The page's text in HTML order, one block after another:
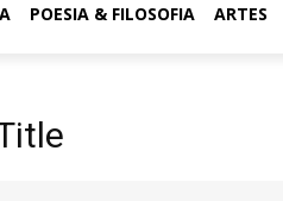
POESIA & FILOSOFIA ARTES